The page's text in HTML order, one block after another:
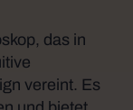
das in
vereint. Es